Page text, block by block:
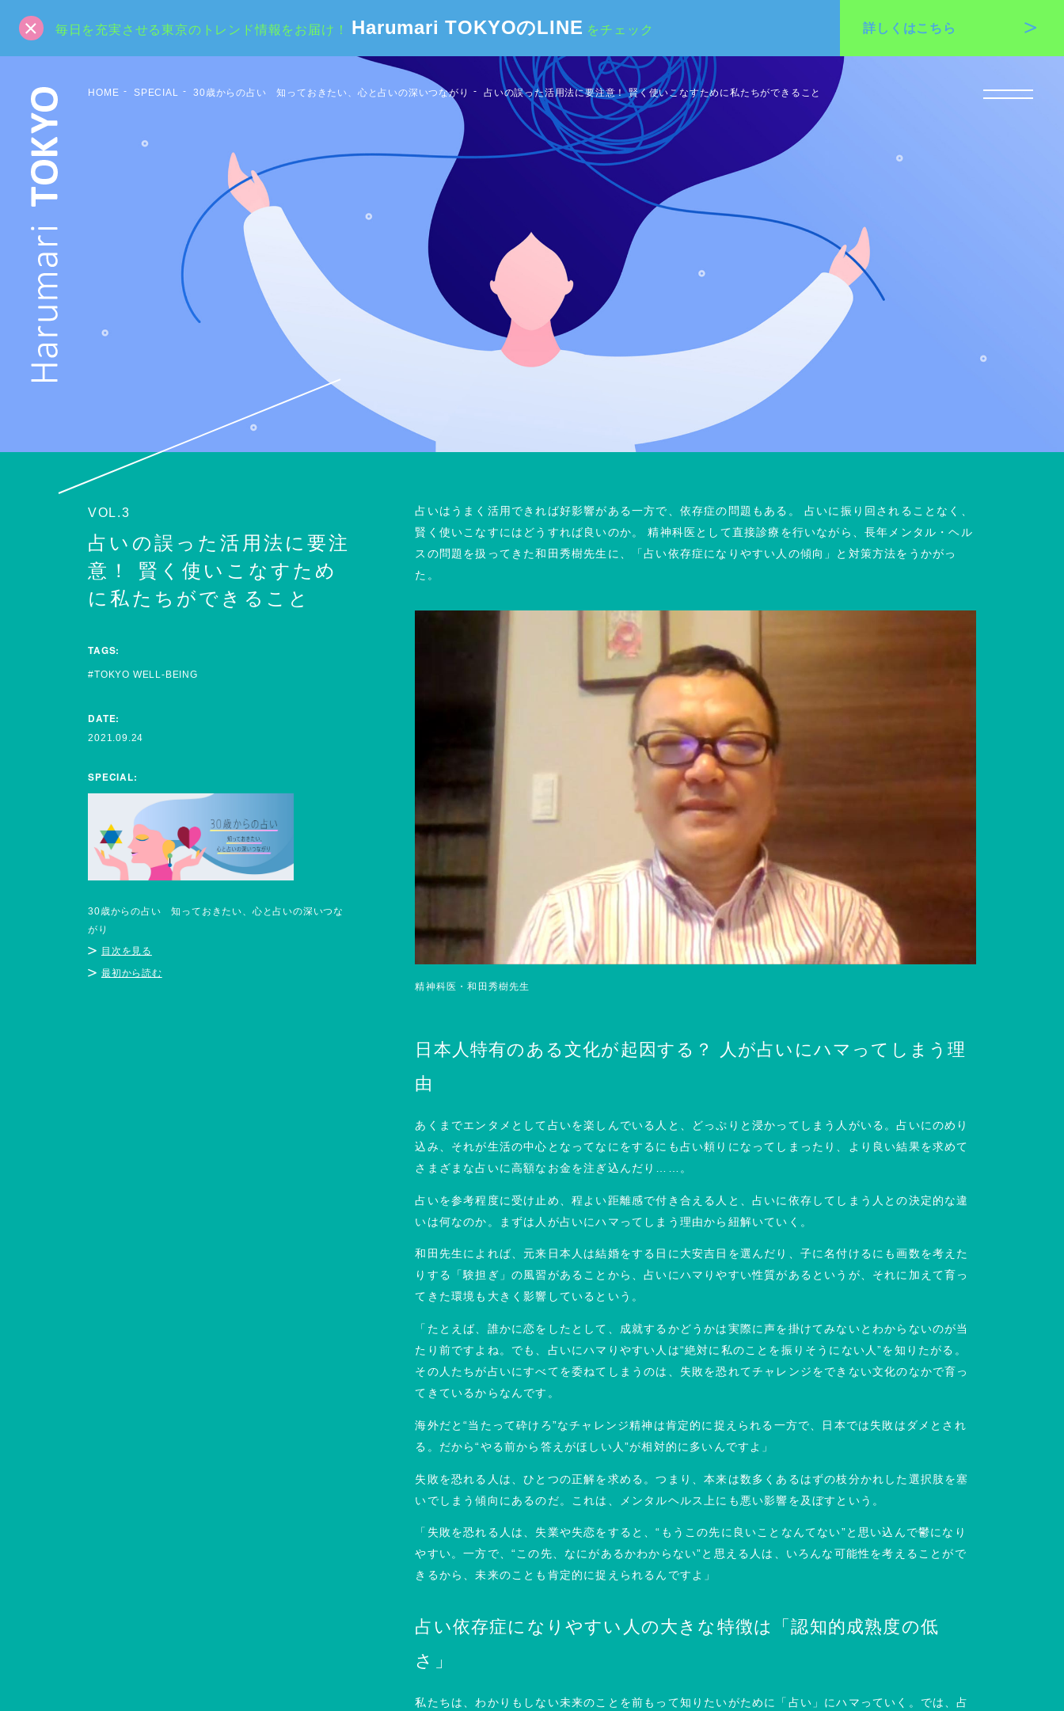
毎日を充実させる東京のトレンド情報をお届け！ Harumari TOKYOのLINE をチェック 詳しくはこちら
HOME SPECIAL 30歳からの占い 知っておきたい、心と占いの深いつながり 占いの誤った活⽤法に要注意！ 賢く使いこなすために私たちができること
VOL.3
占いの誤った活⽤法に要注
意！ 賢く使いこなすため
に私たちができること
TAGS:
TOKYO WELL-BEING
DATE:
2021.09.24
SPECIAL:
30歳からの占い 知っておきたい、心と占いの深いつな
がり
目次を見る
最初から読む
占いはうまく活⽤できれば好影響がある⼀⽅で、依存症の問題もある。 占いに振り回されることなく、
賢く使いこなすにはどうすれば良いのか。 精神科医として直接診療を⾏いながら、⻑年メンタル・ヘル
スの問題を扱ってきた和⽥秀樹先⽣に、「占い依存症になりやすい⼈の傾向」と対策方法をうかがっ
た。
精神科医・和田秀樹先生
日本人特有のある文化が起因する？ 人が占いにハマってしまう理
由
あくまでエンタメとして占いを楽しんでいる人と、どっぷりと浸かってしまう人がいる。占いにのめり
込み、それが生活の中心となってなにをするにも占い頼りになってしまったり、より良い結果を求めて
さまざまな占いに高額なお金を注ぎ込んだり……。
占いを参考程度に受け止め、程よい距離感で付き合える人と、占いに依存してしまう人との決定的な違
いは何なのか。まずは人が占いにハマってしまう理由から紐解いていく。
和⽥先生によれば、元来日本人は結婚をする日に大安吉日を選んだり、子に名付けるにも画数を考えた
りする「験担ぎ」の風習があることから、占いにハマりやすい性質があるというが、それに加えて育っ
てきた環境も大きく影響しているという。
「たとえば、誰かに恋をしたとして、成就するかどうかは実際に声を掛けてみないとわからないのが当
たり前ですよね。でも、占いにハマりやすい人は“絶対に私のことを振りそうにない人”を知りたがる。
その人たちが占いにすべてを委ねてしまうのは、失敗を恐れてチャレンジをできない文化のなかで育っ
てきているからなんです。
海外だと“当たって砕けろ”なチャレンジ精神は肯定的に捉えられる一方で、日本では失敗はダメとされ
る。だから“やる前から答えがほしい人”が相対的に多いんですよ」
失敗を恐れる人は、ひとつの正解を求める。つまり、本来は数多くあるはずの枝分かれした選択肢を塞
いでしまう傾向にあるのだ。これは、メンタルヘルス上にも悪い影響を及ぼすという。
「失敗を恐れる人は、失業や失恋をすると、“もうこの先に良いことなんてない”と思い込んで鬱になり
やすい。一方で、“この先、なにがあるかわからない”と思える人は、いろんな可能性を考えることがで
きるから、未来のことも肯定的に捉えられるんですよ」
占い依存症になりやすい⼈の大きな特徴は「認知的成熟度の低
さ」
私たちは、わかりもしない未来のことを前もって知りたいがために「占い」にハマっていく。では、占